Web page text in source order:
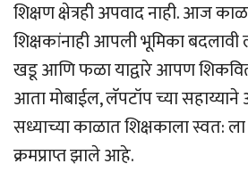
शिक्षण क्षेत्रही अपवाद नाही. आज
शिक्षकांनाही आपली भूमिका
खडू आणि फळा याद्वारे आपण
आता मोबाईल, लॅपटॉप च्या
सध्याच्या काळात शिक्षकाला स्वत:
क्रमप्राप्त झाले आहे.